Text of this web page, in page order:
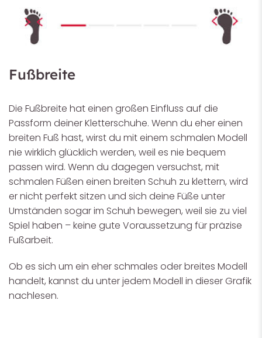
Fußbreite
Die Fußbreite hat einen großen Einfluss auf die
Passform deiner Kletterschuhe. Wenn du eher einen
breiten Fuß hast, wirst du mit einem schmalen Modell
nie wirklich glücklich werden, weil es nie bequem
passen wird. Wenn du dagegen versuchst, mit
schmalen Füßen einen breiten Schuh zu klettern, wird
er nicht perfekt sitzen und sich deine Füße unter
Umständen sogar im Schuh bewegen, weil sie zu viel
Spiel haben – keine gute Voraussetzung für präzise
Fußarbeit.
Ob es sich um ein eher schmales oder breites Modell
handelt, kannst du unter jedem Modell in dieser Grafik
nachlesen.